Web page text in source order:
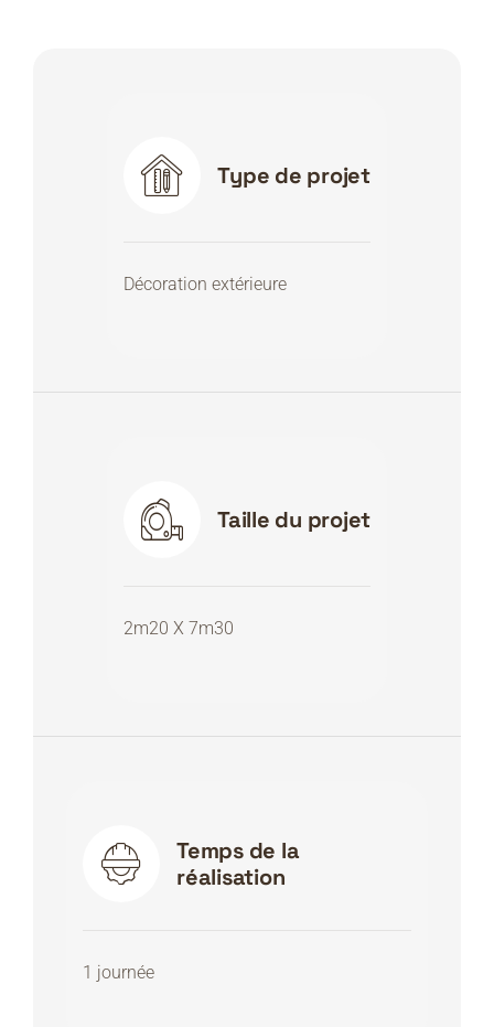
Type de projet
Décoration extérieure
Taille du projet
2m20 X 7m30
Temps de la
réalisation
1 journée